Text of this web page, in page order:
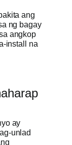
ang
ng bagay
angkop
install na
ay
unlad